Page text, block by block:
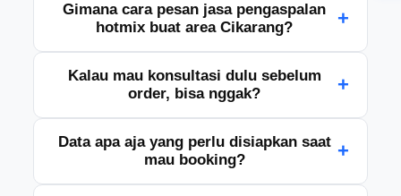
Gimana cara pesan jasa pengaspalan
hotmix buat area Cikarang?
+
WhatsApp atau telepon, lalu sampaikan lokasi
proyek, luas area, dan kebutuhan pengerjaannya.
Nanti kami bantu lanjut ke tahap survei dan
penawaran.
Kalau mau konsultasi dulu sebelum
order, bisa nggak?
+
kebutuhan aspal hotmix, estimasi biaya, sampai
jadwal pengerjaan. Konsultasinya santai dan nggak
dipungut biaya.
Data apa aja yang perlu disiapkan saat
mau booking?
+